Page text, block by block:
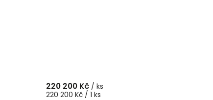
220 200 Kč / ks
220 200 Kč / 1 ks